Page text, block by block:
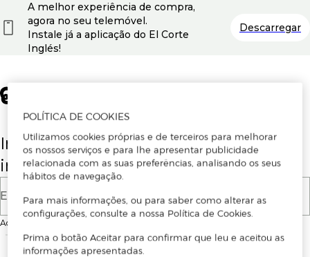
Insira o seu email para se registar ou
iniciar sessão.
E-mail
Ao continuar, aceitas as
A melhor experiência de compra,
agora no seu telemóvel.
Instale já a aplicação do El Corte
Inglés!
Descarregar
POLÍTICA DE COOKIES
Utilizamos cookies próprias e de terceiros para melhorar
os nossos serviços e para lhe apresentar publicidade
relacionada com as suas preferências, analisando os seus
hábitos de navegação.
Para mais informações, ou para saber como alterar as
configurações, consulte a nossa Política de Cookies.
Prima o botão Aceitar para confirmar que leu e aceitou as
informações apresentadas.